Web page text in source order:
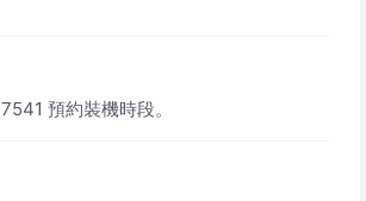
預約裝機時段。